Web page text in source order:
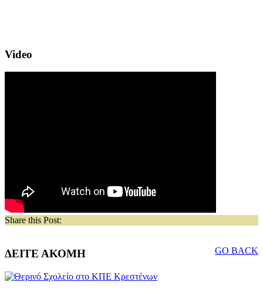
Video
Share this Post:
GO BACK
ΔΕΙΤΕ ΑΚΟΜΗ